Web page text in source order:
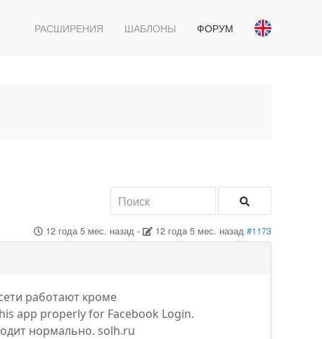
РАСШИРЕНИЯ ШАБЛОНЫ ФОРУМ
12 года 5 мес. назад- 12 года 5 мес. назад #1173
работают кроме
app properly for Facebook Login.
нормально. solh.ru